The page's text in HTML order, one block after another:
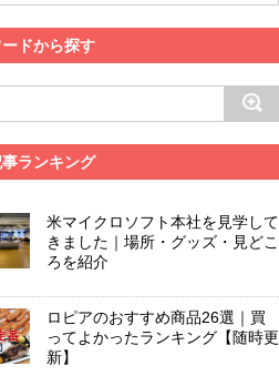
ドから探す
事ランキング
米マイクロソフト本社を見学して
きました｜場所・グッズ・見どこ
ろを紹介
ロピアのおすすめ商品26選｜買
ってよかったランキング【随時更
新】